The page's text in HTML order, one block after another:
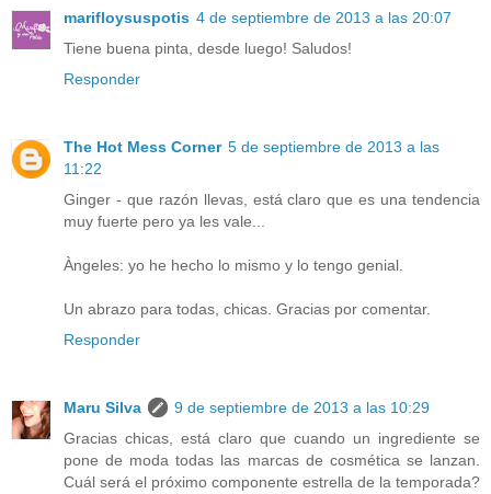
marifloysuspotis 4 de septiembre de 2013 a las 20:07
Tiene buena pinta, desde luego! Saludos!
Responder
The Hot Mess Corner 5 de septiembre de 2013 a las
11:22
Ginger - que razón llevas, está claro que es una tendencia
muy fuerte pero ya les vale...
Àngeles: yo he hecho lo mismo y lo tengo genial.
Un abrazo para todas, chicas. Gracias por comentar.
Responder
Maru Silva
9 de septiembre de 2013 a las 10:29
Gracias chicas, está claro que cuando un ingrediente se
pone de moda todas las marcas de cosmética se lanzan.
Cuál será el próximo componente estrella de la temporada?